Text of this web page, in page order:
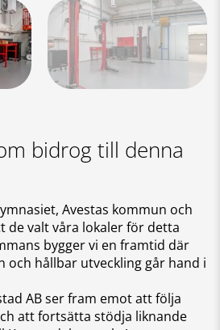
bidrog till denna
Avestas kommun och
de valt våra lokaler för detta
bygger vi en framtid där
och hållbar utveckling går hand i
AB ser fram emot att följa
att fortsätta stödja liknande